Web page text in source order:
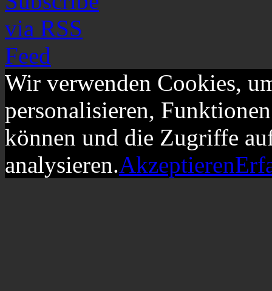
Wir verwenden Cookies,
personalisieren,
können und die Zugriffe
analysieren.Akzeptieren